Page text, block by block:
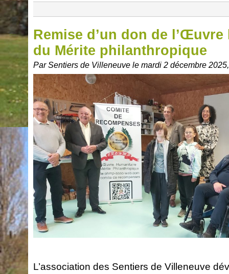
Remise d’un don de
du Mérite philanthropique
Par Sentiers de Villeneuve le mardi 2 décembre
L’association des Sentiers de Villeneuve